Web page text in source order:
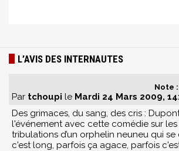
L’AVIS DES INTERNAUTES
Note :
Par tchoupi le Mardi 24 Mars 2009,
Des grimaces, du sang, des cris :
l'événement avec cette comédie sur
tribulations d’un orphelin neuneu qui se
c'est long, parfois ça agace, parfois